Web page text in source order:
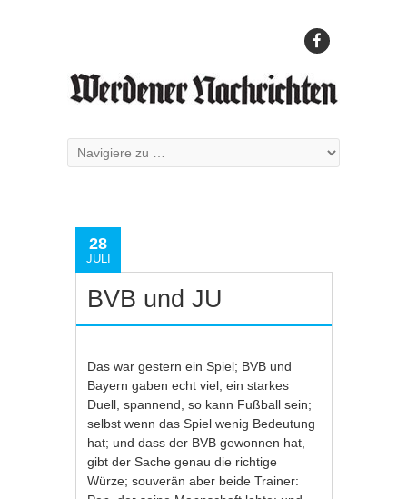
28
JULI
BVB und JU
Das war gestern ein Spiel; BVB und
Bayern gaben echt viel, ein starkes
Duell, spannend, so kann Fußball sein;
selbst wenn das Spiel wenig Bedeutung
hat; und dass der BVB gewonnen hat,
gibt der Sache genau die richtige
Würze; souverän aber beide Trainer: